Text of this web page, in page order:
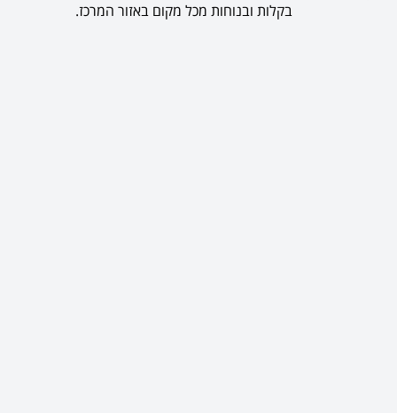
בקלות ובנוחות מכל מקום באזור המרכז.